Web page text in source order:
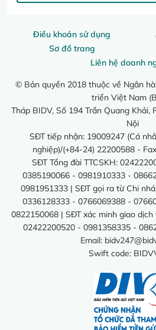
Điều khoản sử dụng
Sơ đồ trang
Liên hệ doanh
© Bản quyền 2018 thuộc về Ngân
triển Việt Nam
Tháp BIDV, Số 194 Trần Quang Khải,
Nội
SĐT tiếp nhận: 19009247 (Cá
nghiệp)/(+84-24) 22200588 -
SĐT Tổng đài TTCSKH:
0385190066 - 0981910333 -
0981951333 | SĐT gọi ra từ Chi
0336128333 - 0766069388 -
0822150068 | SĐT xác minh giao
02422200520 - 0981358335 -
Email:
Swift code: